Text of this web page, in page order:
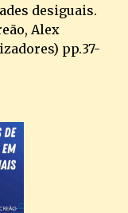
desiguais.
Alex
pp.37-